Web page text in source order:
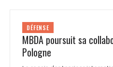
DÉFENSE
MBDA poursuit sa
Pologne